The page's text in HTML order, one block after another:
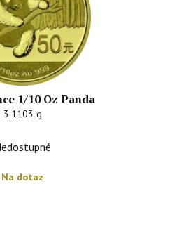
1/10 Oz Panda
3.1103 g
Na dotaz